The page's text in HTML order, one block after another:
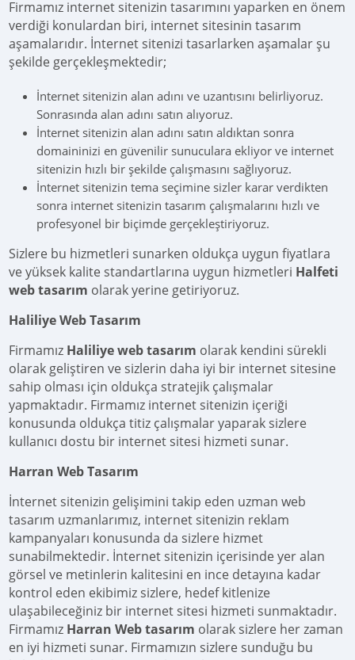
Firmamız internet sitenizin tasarımını yaparken en önem
verdiği konulardan biri, internet sitesinin tasarım
aşamalarıdır. İnternet sitenizi tasarlarken aşamalar şu
şekilde gerçekleşmektedir;
İnternet sitenizin alan adını ve uzantısını belirliyoruz.
Sonrasında alan adını satın alıyoruz.
İnternet sitenizin alan adını satın aldıktan sonra
domaininizi en güvenilir sunuculara ekliyor ve internet
sitenizin hızlı bir şekilde çalışmasını sağlıyoruz.
İnternet sitenizin tema seçimine sizler karar verdikten
sonra internet sitenizin tasarım çalışmalarını hızlı ve
profesyonel bir biçimde gerçekleştiriyoruz.
Sizlere bu hizmetleri sunarken oldukça uygun fiyatlara
ve yüksek kalite standartlarına uygun hizmetleri Halfeti
web tasarım olarak yerine getiriyoruz.
Haliliye Web Tasarım
Firmamız Haliliye web tasarım olarak kendini sürekli
olarak geliştiren ve sizlerin daha iyi bir internet sitesine
sahip olması için oldukça stratejik çalışmalar
yapmaktadır. Firmamız internet sitenizin içeriği
konusunda oldukça titiz çalışmalar yaparak sizlere
kullanıcı dostu bir internet sitesi hizmeti sunar.
Harran Web Tasarım
İnternet sitenizin gelişimini takip eden uzman web
tasarım uzmanlarımız, internet sitenizin reklam
kampanyaları konusunda da sizlere hizmet
sunabilmektedir. İnternet sitenizin içerisinde yer alan
görsel ve metinlerin kalitesini en ince detayına kadar
kontrol eden ekibimiz sizlere, hedef kitlenize
ulaşabileceğiniz bir internet sitesi hizmeti sunmaktadır.
Firmamız Harran Web tasarım olarak sizlere her zaman
en iyi hizmeti sunar. Firmamızın sizlere sunduğu bu